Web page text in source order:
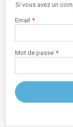
Si vous avez un
Email
Mot de passe